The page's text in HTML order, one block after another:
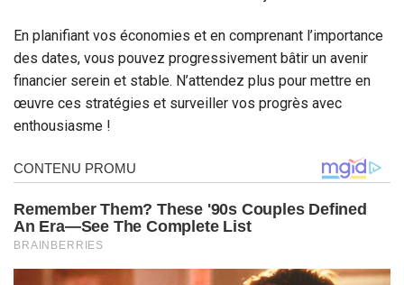
En planifiant vos économies et en comprenant l’importance
des dates, vous pouvez progressivement bâtir un avenir
financier serein et stable. N’attendez plus pour mettre en
œuvre ces stratégies et surveiller vos progrès avec
enthousiasme !